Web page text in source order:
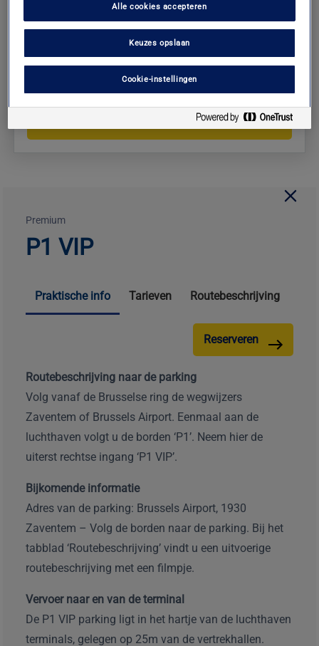
Meer info
Premium
P1 VIP
Praktische info Tarieven Routebeschrijving
Reserveren
Routebeschrijving naar de parking
Volg vanaf de Brusselse ring de wegwijzers
Zaventem of Brussels Airport. Eenmaal aan de
luchthaven volgt u de borden ‘P1’. Neem hier de
uiterst rechtse ingang ‘P1 VIP’.
Bijkomende informatie
Adres van de parking: Brussels Airport, 1930
Zaventem – Volg de borden naar de parking. Bij het
tabblad ‘Routebeschrijving’ vindt u een uitvoerige
routebeschrijving met een filmpje.
Vervoer naar en van de terminal
De P1 VIP parking ligt in het hartje van de luchthaven
terminals, gelegen op 25m van de vertrekhallen.
Alle cookies accepteren
Keuzes opslaan
Cookie-instellingen